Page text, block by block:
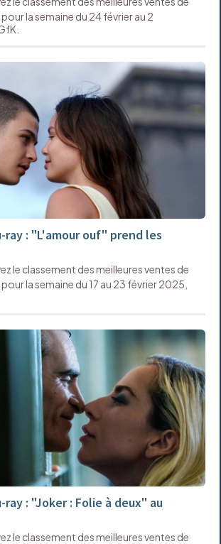
la semaine du 24 février au 2
ray : "L'amour ouf" prend les
le classement des meilleures ventes de
la semaine du 17 au 23 février 2025,
ray : "Joker : Folie à deux" au
le classement des meilleures ventes de